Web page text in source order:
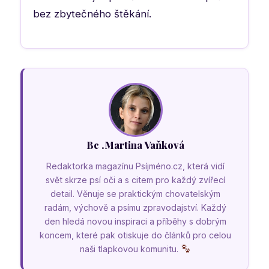
bez zbytečného štěkání.
Bc .Martina Vaňková
Redaktorka magazínu Psíjméno.cz, která vidí
svět skrze psí oči a s citem pro každý zvířecí
detail. Věnuje se praktickým chovatelským
radám, výchově a psímu zpravodajství. Každý
den hledá novou inspiraci a příběhy s dobrým
koncem, které pak otiskuje do článků pro celou
naši tlapkovou komunitu.